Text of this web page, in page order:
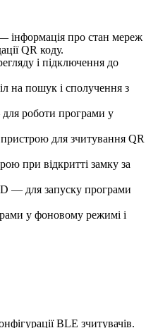
про стан мереж
QR коду.
і підключення до
пошук і сполучення з
роботи програми у
для зчитування QR
при відкритті замку за
— для запуску програми
у фоновому режимі і
BLE зчитувачів.